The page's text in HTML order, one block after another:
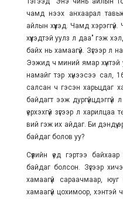
чамд нээх анхаарал
айлын хүүхэд. Чамд
хүүхэдтэй уулз л даа" гэж
байх нь хамаагүй. Зүгээр л
Ээжид ч миний ямар хүнтэй
намайг тэр хүнээсээ сал,
салсан ч гэсэн харьцдаг
байдагт ээж
үерхэхгүй зүгээр л харилцаа
вий гэж их айдаг. Би дэндүү
байдаг болов уу?
Сүүлийн үед гэртээ
байдаг болсон. Зүгээр
хамаагүй сараачмаар,
хамаагүй цохимоор, хэнтэй